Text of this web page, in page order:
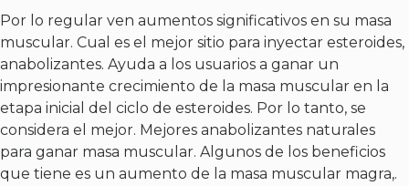
Por lo regular ven aumentos significativos en su masa
muscular. Cual es el mejor sitio para inyectar esteroides,
anabolizantes. Ayuda a los usuarios a ganar un
impresionante crecimiento de la masa muscular en la
etapa inicial del ciclo de esteroides. Por lo tanto, se
considera el mejor. Mejores anabolizantes naturales
para ganar masa muscular. Algunos de los beneficios
que tiene es un aumento de la masa muscular magra,.